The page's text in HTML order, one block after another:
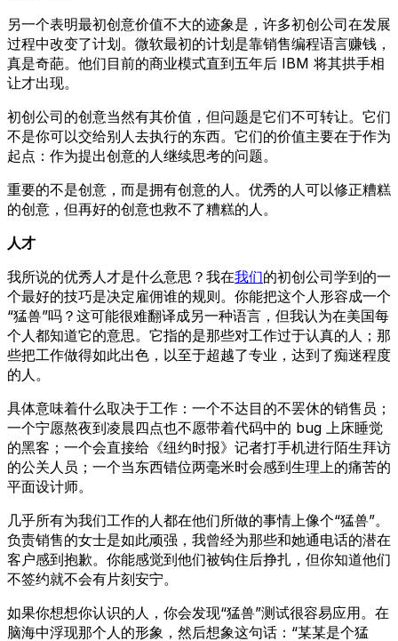
另一个表明最初创意价值不大的迹象是，许多初创公司在发展
过程中改变了计划。微软最初的计划是靠销售编程语言赚钱，
真是奇葩。他们目前的商业模式直到五年后 IBM 将其拱手相
让才出现。
初创公司的创意当然有其价值，但问题是它们不可转让。它们
不是你可以交给别人去执行的东西。它们的价值主要在于作为
起点：作为提出创意的人继续思考的问题。
重要的不是创意，而是拥有创意的人。优秀的人可以修正糟糕
的创意，但再好的创意也救不了糟糕的人。
人才
我所说的优秀人才是什么意思？我在我们的初创公司学到的一
个最好的技巧是决定雇佣谁的规则。你能把这个人形容成一个
“猛兽”吗？这可能很难翻译成另一种语言，但我认为在美国每
个人都知道它的意思。它指的是那些对工作过于认真的人；那
些把工作做得如此出色，以至于超越了专业，达到了痴迷程度
的人。
具体意味着什么取决于工作：一个不达目的不罢休的销售员；
一个宁愿熬夜到凌晨四点也不愿带着代码中的 bug 上床睡觉
的黑客；一个会直接给《纽约时报》记者打手机进行陌生拜访
的公关人员；一个当东西错位两毫米时会感到生理上的痛苦的
平面设计师。
几乎所有为我们工作的人都在他们所做的事情上像个“猛兽”。
负责销售的女士是如此顽强，我曾经为那些和她通电话的潜在
客户感到抱歉。你能感觉到他们被钩住后挣扎，但你知道他们
不签约就不会有片刻安宁。
如果你想想你认识的人，你会发现“猛兽”测试很容易应用。在
脑海中浮现那个人的形象，然后想象这句话：“某某是个猛